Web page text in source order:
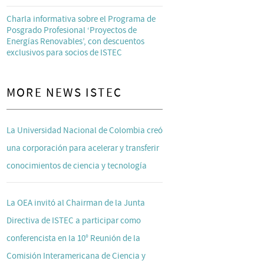
Charla informativa sobre el Programa de
Posgrado Profesional ‘Proyectos de
Energías Renovables’, con descuentos
exclusivos para socios de ISTEC
MORE NEWS ISTEC
La Universidad Nacional de Colombia creó
una corporación para acelerar y transferir
conocimientos de ciencia y tecnología
La OEA invitó al Chairman de la Junta
Directiva de ISTEC a participar como
conferencista en la 10° Reunión de la
Comisión Interamericana de Ciencia y